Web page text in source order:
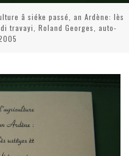
â siéke passé, an Ardène: lès
travayi, Roland Georges, auto-